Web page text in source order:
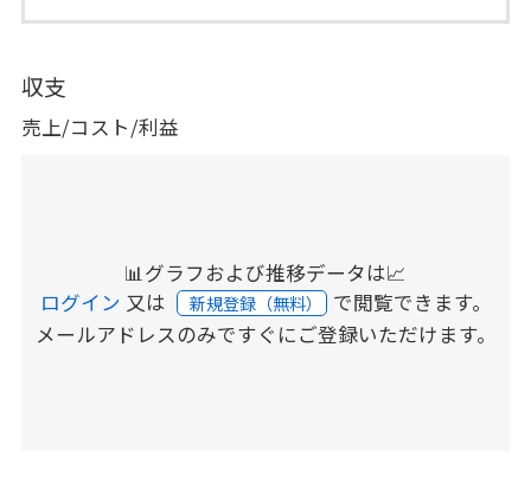
収支
売上/コスト/利益
📊グラフおよび推移データは📈
ログイン 又は 新規登録（無料） で閲覧できます。
メールアドレスのみですぐにご登録いただけます。